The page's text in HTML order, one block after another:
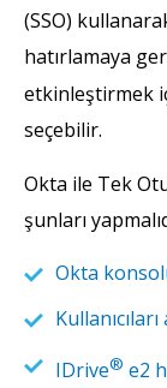
(SSO)
hatırlamaya
etkinleştirmek
seçebilir.
Okta ile Tek
şunları
Okta
Kullanıcıları
IDrive® e2